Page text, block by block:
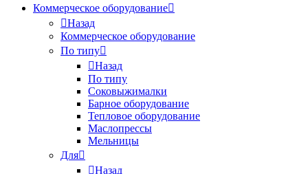
Коммерческое оборудование
Назад
Коммерческое оборудование
По типу
Назад
По типу
Соковыжималки
Барное оборудование
Тепловое оборудование
Маслопрессы
Мельницы
Для
Назад